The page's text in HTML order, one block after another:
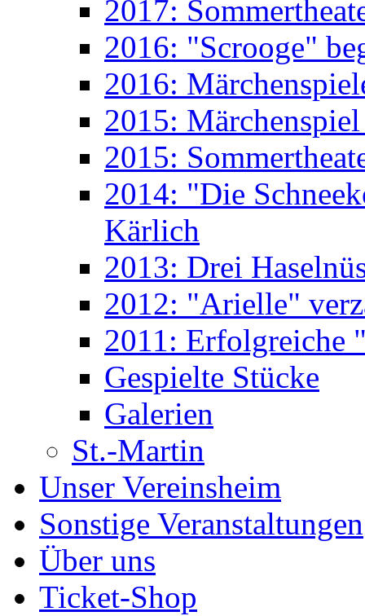
2017:
2016: "Scrooge"
2016:
2015:
2015:
2014: "Die
Kärlich
2013: Drei
2012: "Arielle"
2011: Erfolgreiche
Gespielte Stücke
Galerien
St.-Martin
Unser Vereinsheim
Sonstige Veranstaltungen
Über uns
Ticket-Shop